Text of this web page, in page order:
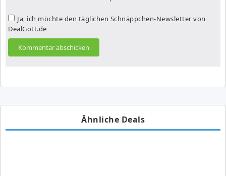
Ja, ich möchte den täglichen Schnäppchen-Newsletter von
DealGott.de
Ähnliche Deals